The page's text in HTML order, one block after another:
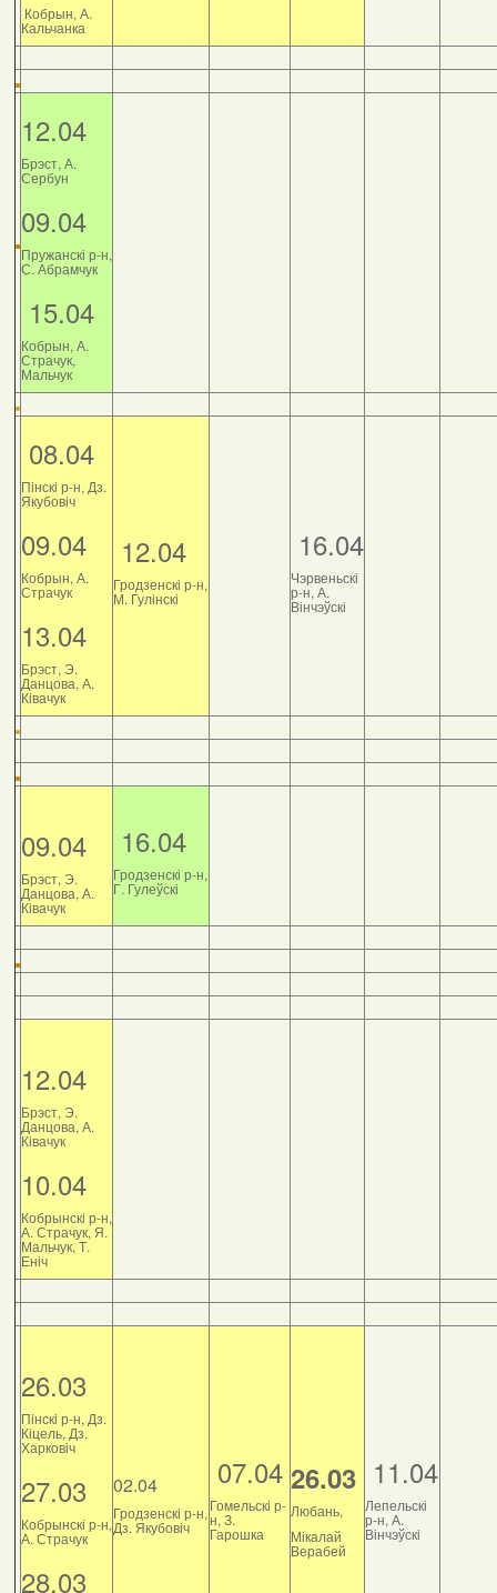
Кобрын, А.
Кальчанка
12.04
Брэст, А.
Сербун
09.04
Пружанскі р-н,
С. Абрамчук
15.04
Кобрын, А.
Страчук,
Мальчук
08.04
Пінскі р-н, Дз.
Якубовіч
09.04
Кобрын, А.
Страчук
13.04
Брэст, Э.
Данцова, А.
Ківачук
12.04
Гродзенскі р-н,
М. Гулінскі
16.04
Чэрвеньскі
р-н, А.
Вінчэўскі
09.04
Брэст, Э.
Данцова, А.
Ківачук
16.04
Гродзенскі р-н,
Г. Гулеўскі
12.04
Брэст, Э.
Данцова, А.
Ківачук
10.04
Кобрынскі р-н,
А. Страчук, Я.
Мальчук, Т.
Еніч
26.03
Пінскі р-н, Дз.
Кіцель, Дз.
Харковіч
27.03
Кобрынскі р-н,
А. Страчук
28.03
02.04
Гродзенскі р-н,
Дз. Якубовіч
07.04
Гомельскі р-
н, З.
Гарошка
26.03
Любань,
Мікалай
Верабей
11.04
Лепельскі
р-н, А.
Вінчэўскі